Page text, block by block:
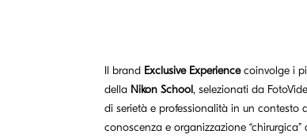
Il brand Exclusive Experiencecoinvolge i
della Nikon School, selezionati da
di serietà e professionalità in un contesto
conoscenza e organizzazione